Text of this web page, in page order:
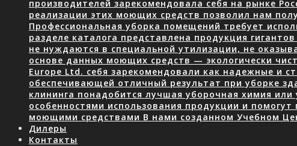
производителей зарекомендовала себя на рынке
реализации этих моющих средств позволил нам
Профессиональная уборка помещений требует
разделе каталога представлена продукция
не нуждаются в специальной утилизации, не
основе данных моющих средств — экологически
Europe Ltd. себя зарекомендовали как надежные и
обеспечивающей отличный результат при уборке
клининга понадобится лучшая уборочная химия
особенностями использования продукции и
моющими средствами В нами созданном Учебном
Дилеры
Контакты